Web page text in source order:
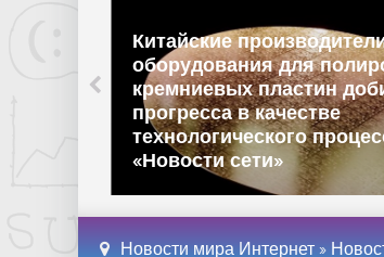
Китайские
оборудования для
кремниевых пластин
прогресса в качестве
технологического
«Новости сети»
Новости мира Интернет »